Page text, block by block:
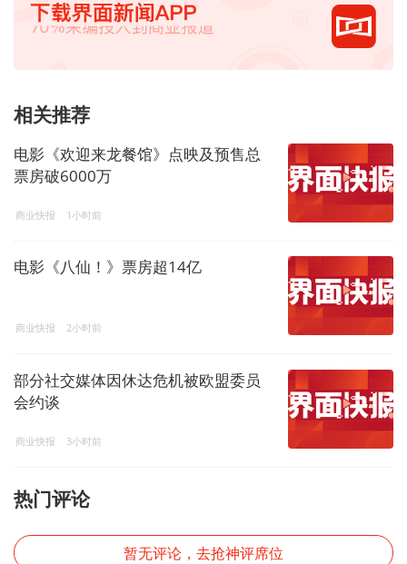
相关推荐
电影《欢迎来龙餐馆》点映及预售总
票房破6000万
商业快报 1小时前
电影《八仙！》票房超14亿
商业快报 2小时前
部分社交媒体因休达危机被欧盟委员
会约谈
商业快报 3小时前
热门评论
暂无评论，去抢神评席位